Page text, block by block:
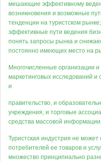
мешающие эффективному
возникновения и возможные
тенденции на туристском
эффективные пути ведения
понять запросы рынка и
постоянно имеющих место на
Многочисленные организации
маркетинговых исследований и
и
правительство, и
учреждения, и торговые
средства массовой
Туристская индустрия не может
потребителей ее товаров и
множество принципиально